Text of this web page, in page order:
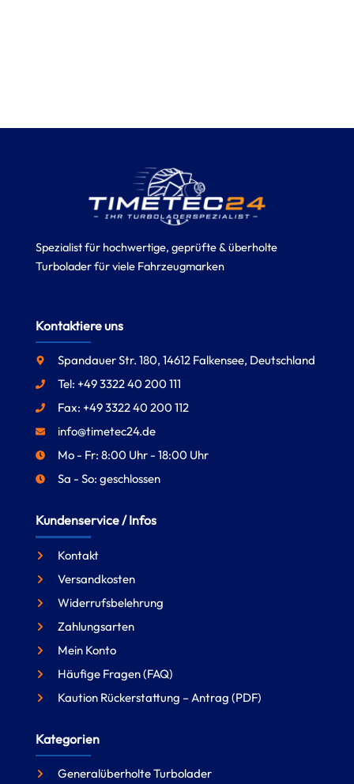
Spezialist für hochwertige, geprüfte & überholte
Turbolader für viele Fahrzeugmarken
Kontaktiere uns
Spandauer Str. 180, 14612 Falkensee, Deutschland
Tel: +49 3322 40 200 111
Fax: +49 3322 40 200 112
info@timetec24.de
Mo - Fr: 8:00 Uhr - 18:00 Uhr
Sa - So: geschlossen
Kundenservice / Infos
Kontakt
Versandkosten
Widerrufsbelehrung
Zahlungsarten
Mein Konto
Häufige Fragen (FAQ)
Kaution Rückerstattung – Antrag (PDF)
Kategorien
Generalüberholte Turbolader